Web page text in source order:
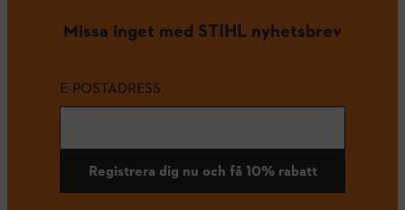
Missa inget med STIHL nyhetsbrev
E-POSTADRESS
Registrera dig nu och få 10% rabatt